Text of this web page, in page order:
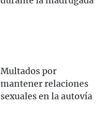
Multados por
mantener relaciones
sexuales en la autovía